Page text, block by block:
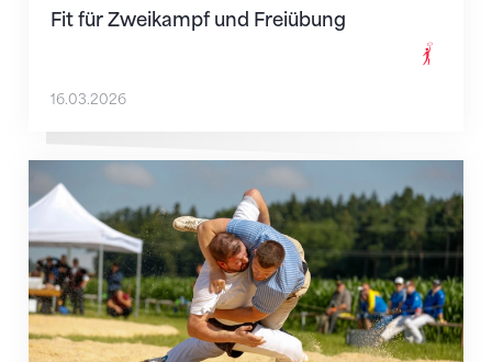
Fit für Zweikampf und Freiübung
16.03.2026
Wenn Weiss auf Edelweiss trifft: Turner und Sennen